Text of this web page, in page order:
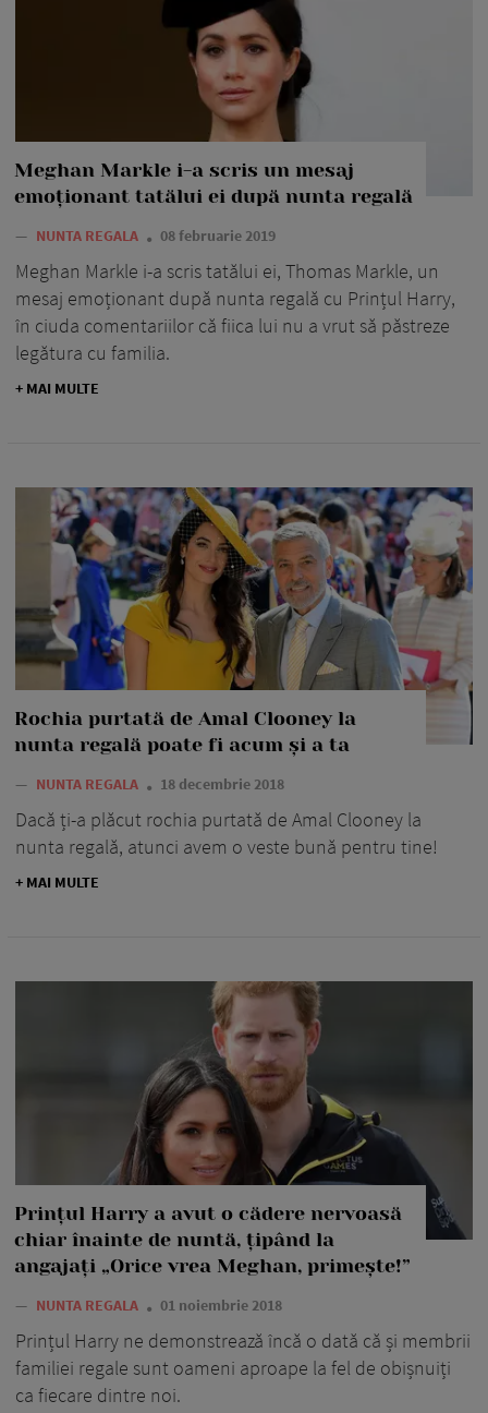
Meghan Markle i-a scris un mesaj
emoționant tatălui ei după nunta regală
— NUNTA REGALA 08 februarie 2019
Meghan Markle i-a scris tatălui ei, Thomas Markle, un
mesaj emoționant după nunta regală cu Prințul Harry,
în ciuda comentariilor că fiica lui nu a vrut să păstreze
legătura cu familia.
+ MAI MULTE
Rochia purtată de Amal Clooney la
nunta regală poate fi acum și a ta
— NUNTA REGALA 18 decembrie 2018
Dacă ți-a plăcut rochia purtată de Amal Clooney la
nunta regală, atunci avem o veste bună pentru tine!
+ MAI MULTE
Prințul Harry a avut o cădere nervoasă
chiar înainte de nuntă, țipând la
angajați „Orice vrea Meghan, primește!”
— NUNTA REGALA 01 noiembrie 2018
Prințul Harry ne demonstrează încă o dată că și membrii
familiei regale sunt oameni aproape la fel de obișnuiți
ca fiecare dintre noi.